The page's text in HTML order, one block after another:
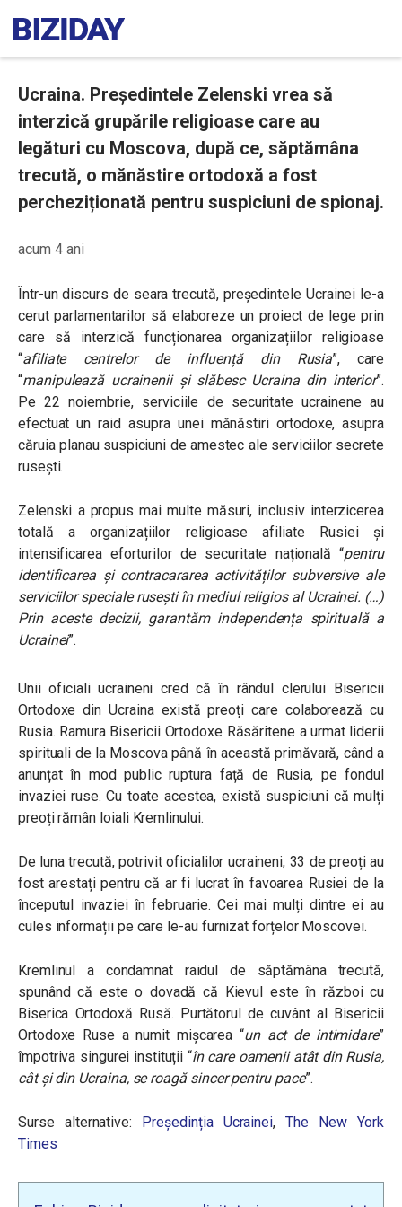
Ucraina. Președintele Zelenski vrea să
interzică grupările religioase care au
legături cu Moscova, după ce, săptămâna
trecută, o mănăstire ortodoxă a fost
percheziționată pentru suspiciuni de spionaj.
acum 4 ani
Într-un discurs de seara trecută, președintele Ucrainei le-a
cerut parlamentarilor să elaboreze un proiect de lege prin
care să interzică funcționarea organizațiilor religioase
“afiliatecentrelor de influență din Rusia”, care
“manipulează ucrainenii și slăbesc Ucraina din interior”.
Pe 22 noiembrie, serviciile de securitate ucrainene au
efectuat un raid asupra unei mănăstiri ortodoxe, asupra
căruia planau suspiciuni de amestec ale serviciilor secrete
ruseşti.
Zelenski a propus mai multe măsuri, inclusiv interzicerea
totală a organizațiilor religioase afiliate Rusiei și
intensificarea eforturilor de securitate națională “pentru
identificarea și contracararea activităților subversive ale
serviciilor speciale rusești în mediul religios al Ucrainei. (…)
Prin aceste decizii, garantăm independența spirituală a
Ucrainei”.
Unii oficiali ucraineni cred că în rândul clerului Bisericii
Ortodoxe din Ucraina există preoți care colaborează cu
Rusia. Ramura Bisericii Ortodoxe Răsăritene a urmat liderii
spirituali de la Moscova până în această primăvară, când a
anunțat în mod public ruptura față de Rusia, pe fondul
invaziei ruse. Cu toate acestea, există suspiciuni că mulți
preoți rămân loiali Kremlinului.
De luna trecută, potrivit oficialilor ucraineni, 33 de preoți au
fost arestați pentru că ar fi lucrat în favoarea Rusiei de la
începutul invaziei în februarie. Cei mai mulți dintre ei au
cules informații pe care le-au furnizat forțelor Moscovei.
Kremlinul a condamnat raidul de săptămâna trecută,
spunând că este o dovadă că Kievul este în război cu
Biserica Ortodoxă Rusă. Purtătorul de cuvânt al Bisericii
Ortodoxe Ruse a numit mișcarea “un act de intimidare”
împotriva singurei instituții “în care oamenii atât din Rusia,
cât și din Ucraina, se roagă sincer pentru pace”.
Surse alternative: Președinția Ucrainei,The New York
Times